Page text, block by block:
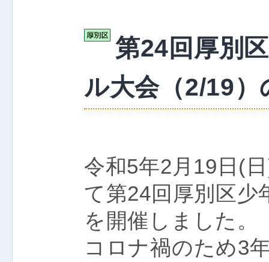
第24回厚別
ル大会（2/19）
令和5年2月19日(
て第24回厚別区少
を開催しました。
コロナ禍のため3